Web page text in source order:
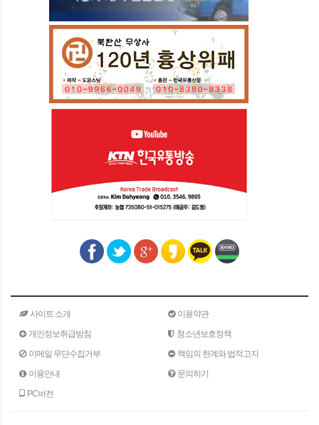
사이트 소개
이용약관
개인정보취급방침
청소년보호정책
이메일 무단수집거부
책임의 한계와 법적고지
이용안내
문의하기
PC버전